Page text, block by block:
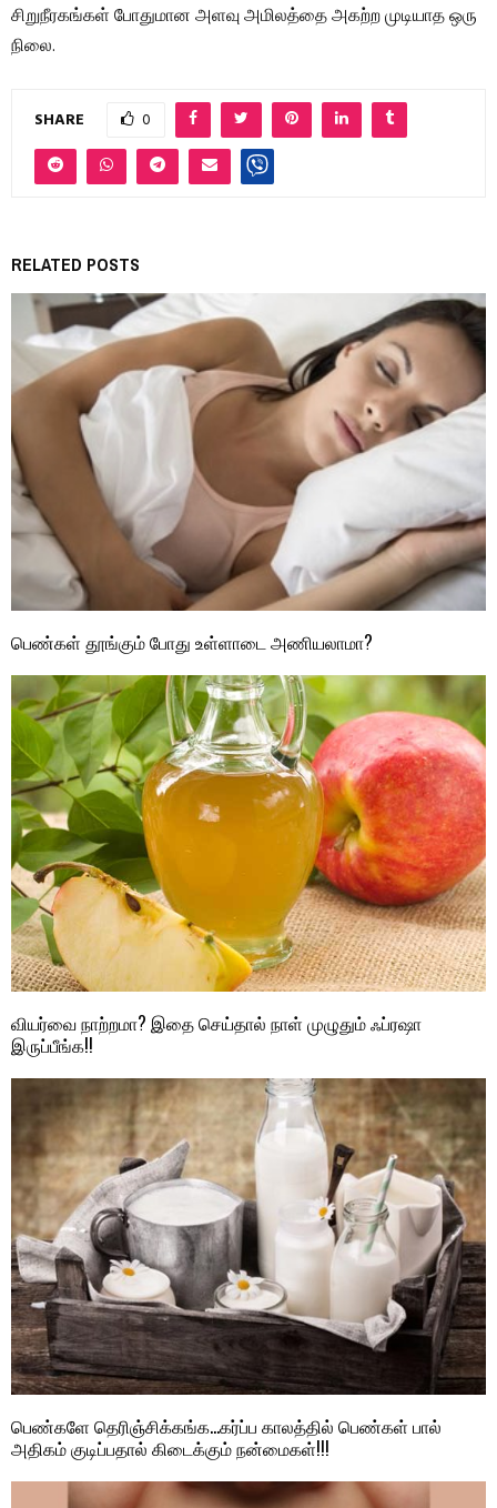
சிறுநீரகங்கள் போதுமான அளவு அமிலத்தை அகற்ற முடியாத ஒரு
நிலை.
SHARE 0
RELATED POSTS
பெண்கள் தூங்கும் போது உள்ளாடை அணியலாமா?
வியர்வை நாற்றமா? இதை செய்தால் நாள் முழுதும் ஃப்ரஷா
இருப்பீங்க!!
பெண்களே தெரிஞ்சிக்கங்க…கர்ப்ப காலத்தில் பெண்கள் பால்
அதிகம் குடிப்பதால் கிடைக்கும் நன்மைகள்!!!